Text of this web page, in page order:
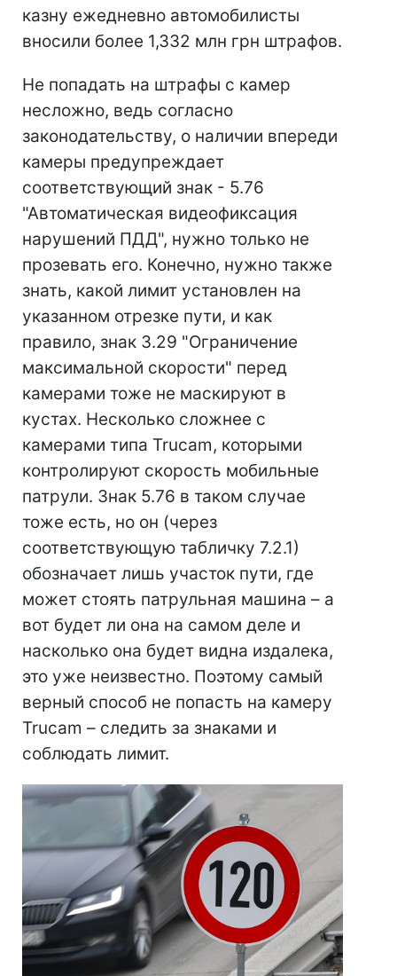
казну ежедневно автомобилисты
вносили более 1,332 млн грн штрафов.
Не попадать на штрафы с камер
несложно, ведь согласно
законодательству, о наличии впереди
камеры предупреждает
соответствующий знак - 5.76
"Автоматическая видеофиксация
нарушений ПДД", нужно только не
прозевать его. Конечно, нужно также
знать, какой лимит установлен на
указанном отрезке пути, и как
правило, знак 3.29 "Ограничение
максимальной скорости" перед
камерами тоже не маскируют в
кустах. Несколько сложнее с
камерами типа Trucam, которыми
контролируют скорость мобильные
патрули. Знак 5.76 в таком случае
тоже есть, но он (через
соответствующую табличку 7.2.1)
обозначает лишь участок пути, где
может стоять патрульная машина – а
вот будет ли она на самом деле и
насколько она будет видна издалека,
это уже неизвестно. Поэтому самый
верный способ не попасть на камеру
Trucam – следить за знаками и
соблюдать лимит.